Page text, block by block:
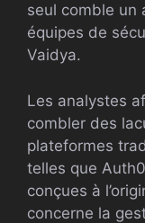
seul comble un
équipes de
Vaidya.
Les analystes
combler des
plateformes
telles que
conçues à
concerne la